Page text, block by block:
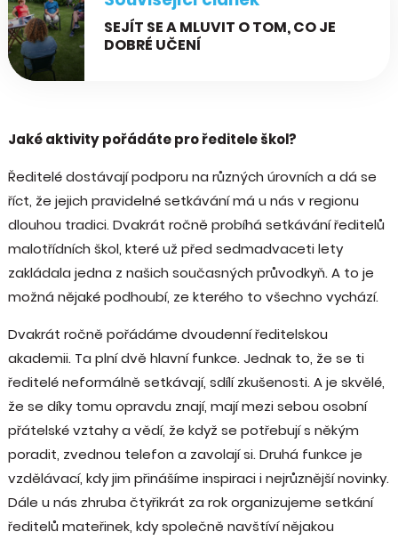
SEJÍT SE A MLUVIT O TOM, CO JE
DOBRÉ UČENÍ
Jaké aktivity pořádáte pro ředitele škol?
Ředitelé dostávají podporu na různých úrovních a dá se
říct, že jejich pravidelné setkávání má u nás v regionu
dlouhou tradici. Dvakrát ročně probíhá setkávání ředitelů
malotřídních škol, které už před sedmadvaceti lety
zakládala jedna z našich současných průvodkyň. A to je
možná nějaké podhoubí, ze kterého to všechno vychází.
Dvakrát ročně pořádáme dvoudenní ředitelskou
akademii. Ta plní dvě hlavní funkce. Jednak to, že se ti
ředitelé neformálně setkávají, sdílí zkušenosti. A je skvělé,
že se díky tomu opravdu znají, mají mezi sebou osobní
přátelské vztahy a vědí, že když se potřebují s někým
poradit, zvednou telefon a zavolají si. Druhá funkce je
vzdělávací, kdy jim přinášíme inspiraci i nejrůznější novinky.
Dále u nás zhruba čtyřikrát za rok organizujeme setkání
ředitelů mateřinek, kdy společně navštíví nějakou